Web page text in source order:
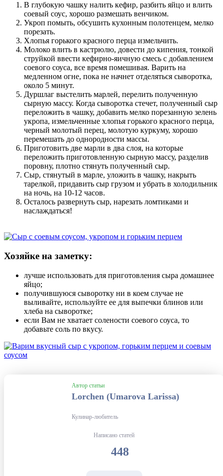
В глубокую чашку налить кефир, разбить яйцо и влить
соевый соус, хорошо размешать венчиком.
Укроп помыть, обсушить кухонным полотенцем, мелко
порезать.
Хлопья горького красного перца измельчить.
Молоко влить в кастрюлю, довести до кипения, тонкой
струйкой ввести кефирно-яичную смесь с добавлением
соевого соуса, все время помешивая. Варить на
медленном огне, пока не начнет отделяться сыворотка,
около 5 минут.
Дуршлаг выстелить марлей, перелить полученную
сырную массу. Когда сыворотка стечет, полученный сыр
переложить в чашку, добавить мелко порезанную зелень
укропа, измельченные хлопья горького красного перца,
черный молотый перец, молотую куркуму, хорошо
перемешать до однородности массы.
Приготовить две марли в два слоя, на которые
переложить приготовленную сырную массу, разделив
поровну, плотно стянуть полученный сыр.
Сыр, стянутый в марле, уложить в чашку, накрыть
тарелкой, придавить сыр грузом и убрать в холодильник
на ночь, на 10-12 часов.
Осталось развернуть сыр, нарезать ломтиками и
наслаждаться!
Хозяйке на заметку:
лучше использовать для приготовления сыра домашнее
яйцо;
получившуюся сыворотку ни в коем случае не
выливайте, используйте ее для выпечки блинов или
хлеба на сыворотке;
если Вам не хватает солености соевого соуса, то
добавьте соль по вкусу.
Автор статьи
Lorchen (Umarova Larissa)
Кулинар-любитель
Написано статей
448